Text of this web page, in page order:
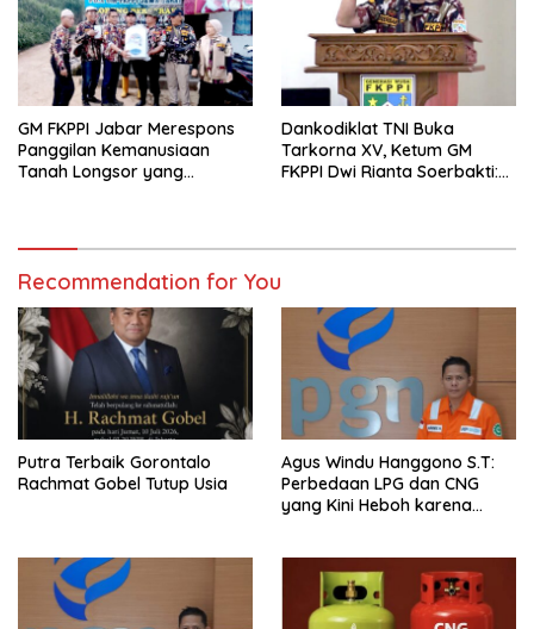
GM FKPPI Jabar Merespons
Panggilan Kemanusiaan
Tanah Longsor yang
Dankodiklat TNI Buka
Tarkorna XV, Ketum GM
FKPPI Dwi Rianta Soerbakti:
Recommendation for You
Putra Terbaik Gorontalo
Rachmat Gobel Tutup Usia
Agus Windu Hanggono S.T:
Perbedaan LPG dan CNG
yang Kini Heboh karena